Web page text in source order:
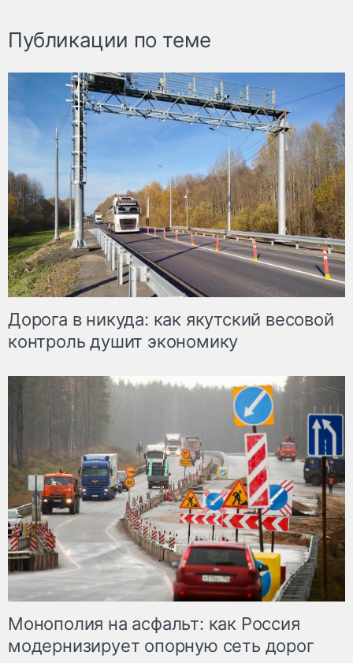
Публикации по теме
Дорога в никуда: как якутский весовой
контроль душит экономику
Монополия на асфальт: как Россия
модернизирует опорную сеть дорог